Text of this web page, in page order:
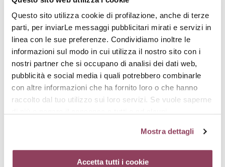
Questo sito utilizza cookie di profilazione, anche di terze
parti, per inviarLe messaggi pubblicitari mirati e servizi in
linea con le sue preferenze. Condividiamo inoltre le
informazioni sul modo in cui utilizza il nostro sito con i
nostri partner che si occupano di analisi dei dati web,
pubblicità e social media i quali potrebbero combinarle
con altre informazioni che ha fornito loro o che hanno
raccolto dal tuo utilizzo sui loro servizi. Se vuole saperne
cliccando sul tasto “Accetta tutti i cookie”. Se non vuole i
“Rifiuta”. Chiudendo questo banner tramite l’apposito
Mostra dettagli
Accetta tutti i cookie
Anguria
L’anguria è un frutto ricco di acqua infatti ne contiene il 90%. Gli
enzimi nativi di questo frutto, utilizzati in cosmetica, ne
garantisce quindi l’idratazione della pelle oltre ad un effetto